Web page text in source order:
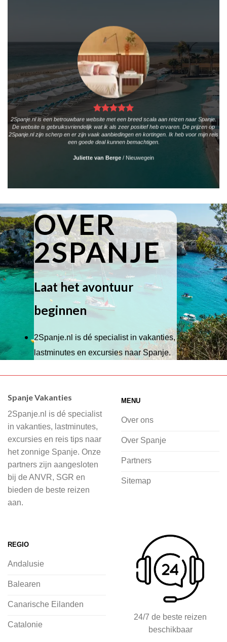
2Spanje.nl is een betrouwbare website met een breed scala aan reizen naar Spanje.
De website is gebruiksvriendelijk wat ik als zeer positief heb ervaren. De prijzen op
2Spanje.nl zijn scherp en er zijn vaak aanbiedingen en kortingen. Ik heb voor mijn reis
een goede deal kunnen bemachtigen.
Juliette van Berge / Nieuwegein
OVER
2SPANJE
Laat het avontuur
beginnen
2Spanje.nl is dé specialist in vakanties,
lastminutes en excursies naar Spanje.
Wij hebben een breed scala aan
of je nu wilt relaxen op het strand,
cultuur wilt ontdekken of avontuur zoekt
in de natuur.
Bij 2Spanje.nl begint de voorpret al
voordat je het vliegtuig instapt, door
inspiratie op te doen over dit zonnige
vliegvakantie zoeken en boeken bij
2Spanje.nl, met een team dat altijd
klaarstaat om eventuele vragen te
beantwoorden en ervoor te zorgen dat
jij met een gerust hart op vakantie kunt
Spanje Vakanties
2Spanje.nl is dé specialist
in vakanties, lastminutes,
excursies en reis tips naar
het zonnige Spanje. Onze
partners zijn aangesloten
bij de ANVR, SGR en
bieden de beste reizen
aan.
MENU
Over ons
Over Spanje
Partners
Sitemap
REGIO
Andalusie
Balearen
Canarische Eilanden
Catalonie
24/7 de beste reizen
beschikbaar